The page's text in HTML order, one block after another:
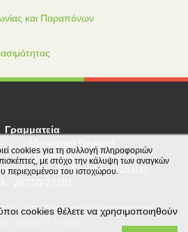
και Παραπόνων
Γραμματεία
(Φοιτητικά Θέματα)
Αργοστόλι, Κεφαλονιά 28100
ΚΑΙ ΤΕΧΝΟΛΟΓΙΑΣ ΤΡΟΦΙΜΩΝ
cookies για τη συλλογή πληροφοριών
με στόχο την κάλυψη των αναγκών
περιεχομένου του ιστοχώρου.
cookies θέλετε να χρησιμοποιηθούν